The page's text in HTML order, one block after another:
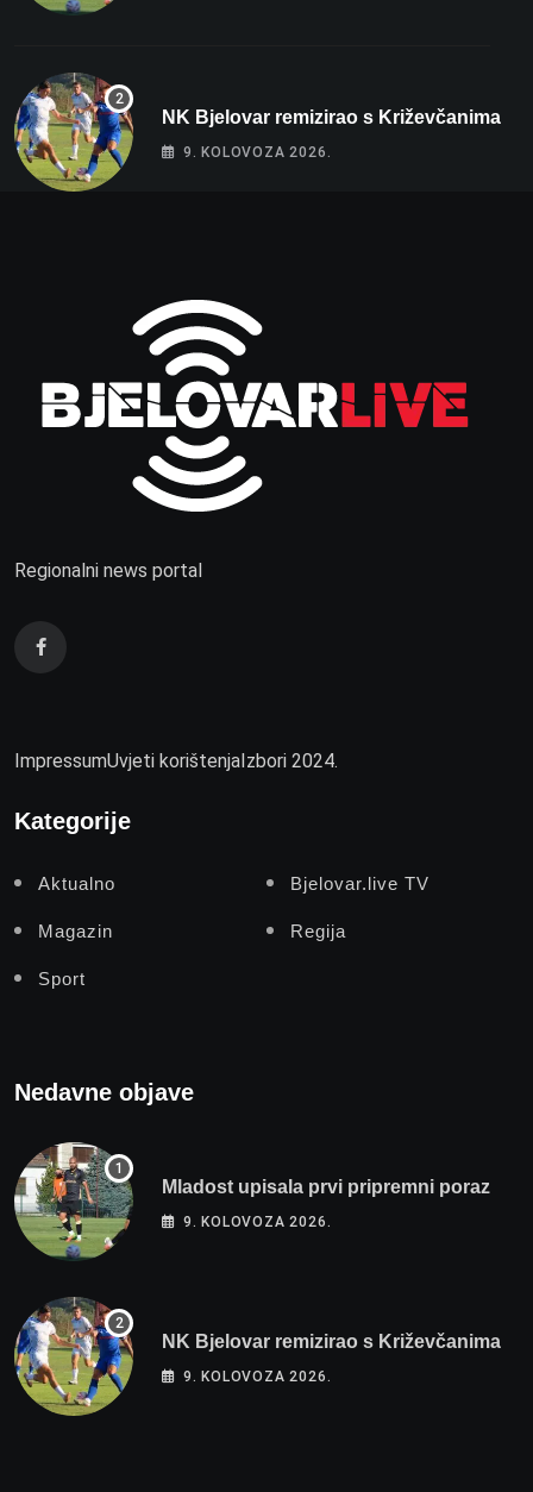
NK Bjelovar remizirao s Križevčanima
9. KOLOVOZA 2026.
Regionalni news portal
ImpressumUvjeti korištenjaIzbori 2024.
Kategorije
Aktualno Bjelovar.live TV
Magazin Regija
Sport
Nedavne objave
Mladost upisala prvi pripremni poraz
9. KOLOVOZA 2026.
NK Bjelovar remizirao s Križevčanima
9. KOLOVOZA 2026.